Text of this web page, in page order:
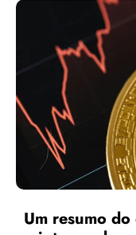
Um resumo